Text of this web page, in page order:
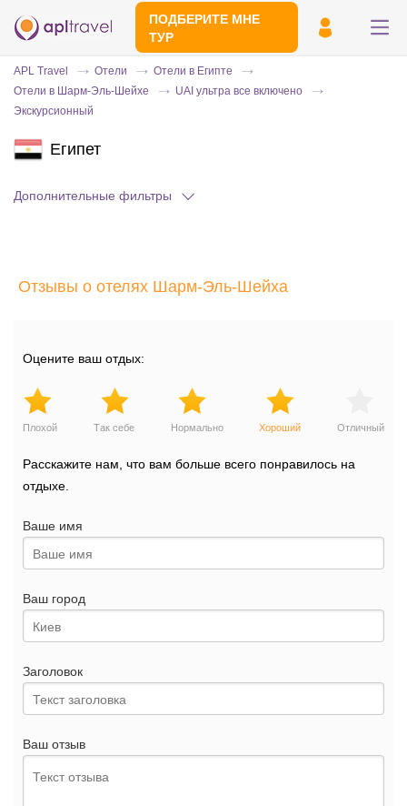
ПОДБЕРИТЕ МНЕ
ТУР
Эксперт свяжется с вами и сделает
индивидуальный подбор в течении
APL Travel Отели
Отели в Египте
Отели в Шарм-Эль-Шейхе
UAI ультра все включено
Экскурсионный
Египет
Дополнительные фильтры
Отзывы о отелях Шарм-Эль-Шейха
Оцените ваш отдых:
Плохой Так себе Нормально Хороший Отличный
Расскажите нам, что вам больше всего понравилось на
отдыхе.
Ваше имя
Ваш город
Заголовок
Ваш отзыв